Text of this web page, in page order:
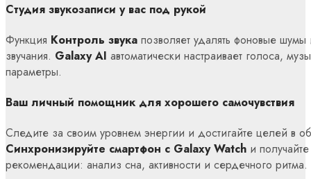
Студия звукозаписи у вас под рукой
Функция Контроль звука позволяет удалять фоновые шумы
звучания. Galaxy AI автоматически настраивает голоса,
параметры.
Ваш личный помощник для хорошего самочувствия
Следите за своим уровнем энергии и достигайте целей в
Синхронизируйте смартфон с Galaxy Watch и
рекомендации: анализ сна, активности и сердечного ритма.